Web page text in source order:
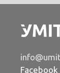
Facebook